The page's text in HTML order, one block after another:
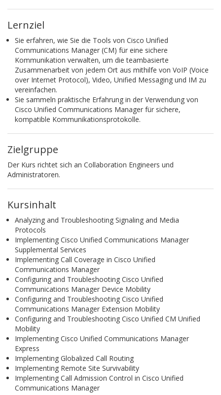
Lernziel
Sie erfahren, wie Sie die Tools von Cisco Unified
Communications Manager (CM) für eine sichere
Kommunikation verwalten, um die teambasierte
Zusammenarbeit von jedem Ort aus mithilfe von VoIP (Voice
over Internet Protocol), Video, Unified Messaging und IM zu
vereinfachen.
Sie sammeln praktische Erfahrung in der Verwendung von
Cisco Unified Communications Manager für sichere,
kompatible Kommunikationsprotokolle.
Zielgruppe
Der Kurs richtet sich an Collaboration Engineers und
Administratoren.
Kursinhalt
Analyzing and Troubleshooting Signaling and Media
Protocols
Implementing Cisco Unified Communications Manager
Supplemental Services
Implementing Call Coverage in Cisco Unified
Communications Manager
Configuring and Troubleshooting Cisco Unified
Communications Manager Device Mobility
Configuring and Troubleshooting Cisco Unified
Communications Manager Extension Mobility
Configuring and Troubleshooting Cisco Unified CM Unified
Mobility
Implementing Cisco Unified Communications Manager
Express
Implementing Globalized Call Routing
Implementing Remote Site Survivability
Implementing Call Admission Control in Cisco Unified
Communications Manager